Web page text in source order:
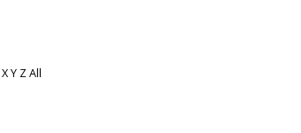
XY ZAll